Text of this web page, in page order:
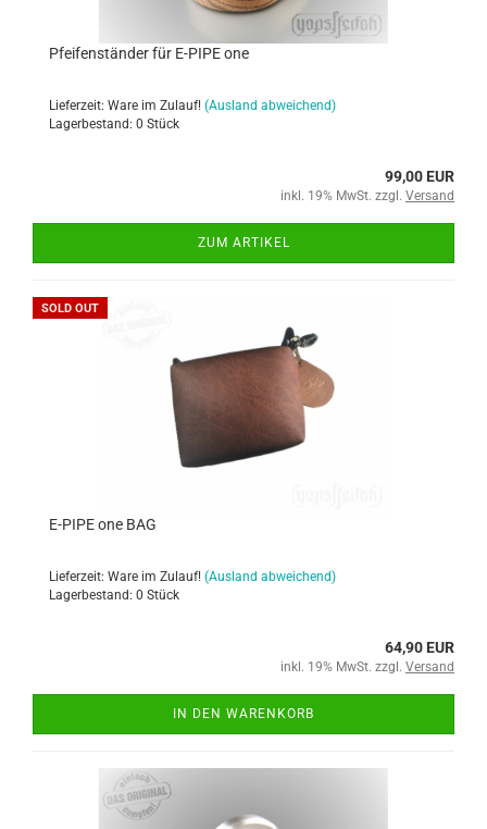
Pfeifenständer für E-PIPE one
Lieferzeit: Ware im Zulauf! (Ausland abweichend)
Lagerbestand: 0 Stück
99,00 EUR
inkl. 19% MwSt. zzgl. Versand
ZUM ARTIKEL
SOLD OUT
E-PIPE one BAG
Lieferzeit: Ware im Zulauf! (Ausland abweichend)
Lagerbestand: 0 Stück
64,90 EUR
inkl. 19% MwSt. zzgl. Versand
IN DEN WARENKORB